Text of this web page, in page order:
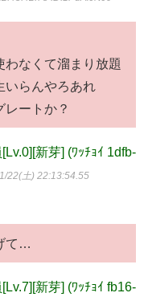
わなくて溜まり放題
いらんやろあれ
ートか？
新芽] (ﾜｯﾁｮｲ 1dfb-
22(土) 22:13:54.55
て…
新芽] (ﾜｯﾁｮｲ fb16-